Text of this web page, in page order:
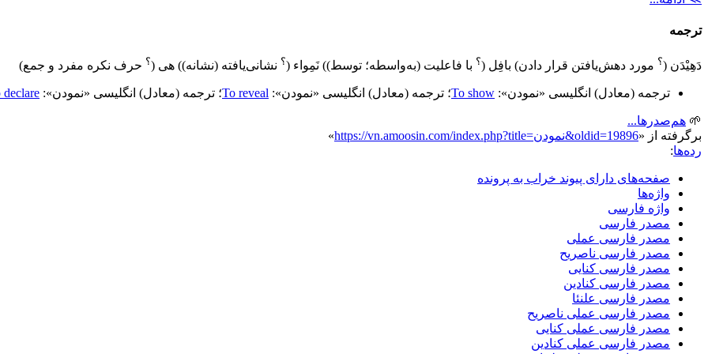
ترجمه
دَهِیْدَن (؟ مورد دهش‌یافتن قرار دادن) بافِل (؟ با فاعلیت (به‌واسطه؛ توسط)) نَمِواء (؟ نشانی‌یافته (نشانه)) هی (؟ حرف نکره مفرد و جمع)
ترجمه (معادل) انگلیسی «نمودن»:
To show؛ ترجمه (معادل) انگلیسی «نمودن»: To reveal؛ ترجمه (معادل) انگلیسی «نمودن»: declare
🌱 هم‌صدرها...
برگرفته از «https://vn.amoosin.com/index.php?title=نمودن&oldid=19896
»
رده‌ها:
صفحه‌های دارای پیوند خراب به پرونده
واژه‌ها
واژه فارسی
مصدر فارسی
مصدر فارسی عملی
مصدر فارسی ناصریح
مصدر فارسی کنایی
مصدر فارسی کنادین
مصدر فارسی علنئا
مصدر فارسی عملی ناصریح
مصدر فارسی عملی کنایی
مصدر فارسی عملی کنادین